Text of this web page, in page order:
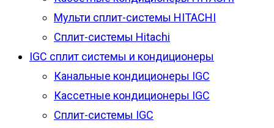
Мульти сплит-системы HITACHI
Сплит-системы Hitachi
IGC сплит системы и кондиционеры
Канальные кондиционеры IGC
Кассетные кондиционеры IGC
Сплит-системы IGC